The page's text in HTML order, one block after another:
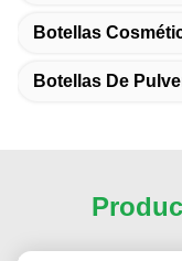
Botellas
Botellas De